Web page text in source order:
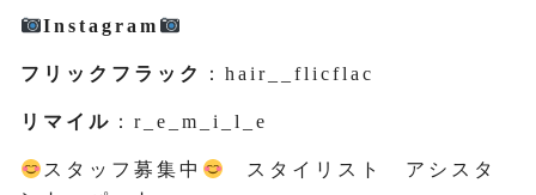
Instagram
フリックフラック ：hair__flicflac
リマイル ：r_e_m_i_l_e
スタッフ募集中
スタイリスト アシスタ